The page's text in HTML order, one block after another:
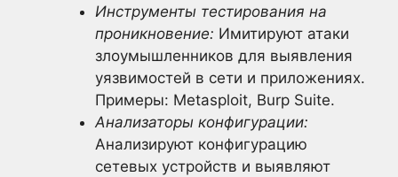
Инструменты тестирования на
проникновение: Имитируют атаки
злоумышленников для выявления
уязвимостей в сети и приложениях.
Примеры: Metasploit, Burp Suite.
Анализаторы конфигурации:
Анализируют конфигурацию
сетевых устройств и выявляют